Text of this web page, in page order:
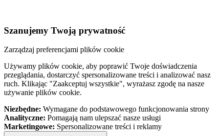
Szanujemy Twoją prywatność
Zarządzaj preferencjami plików cookie
Używamy plików cookie, aby poprawić Twoje doświadczenia
przeglądania, dostarczyć spersonalizowane treści i analizować nasz
ruch. Klikając "Zaakceptuj wszystkie", wyrażasz zgodę na nasze
używanie plików cookie.
Niezbędne: Wymagane do podstawowego funkcjonowania strony
Analityczne: Pomagają nam ulepszać nasze usługi
Marketingowe: Spersonalizowane treści i reklamy